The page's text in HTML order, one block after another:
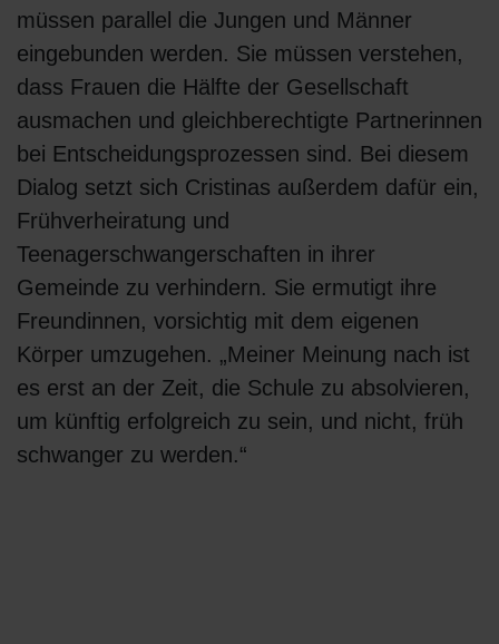
müssen parallel die Jungen und Männer
eingebunden werden. Sie müssen verstehen,
dass Frauen die Hälfte der Gesellschaft
ausmachen und gleichberechtigte Partnerinnen
bei Entscheidungsprozessen sind. Bei diesem
Dialog setzt sich Cristinas außerdem dafür ein,
Frühverheiratung und
Teenagerschwangerschaften in ihrer
Gemeinde zu verhindern. Sie ermutigt ihre
Freundinnen, vorsichtig mit dem eigenen
Körper umzugehen. „Meiner Meinung nach ist
es erst an der Zeit, die Schule zu absolvieren,
um künftig erfolgreich zu sein, und nicht, früh
schwanger zu werden.“